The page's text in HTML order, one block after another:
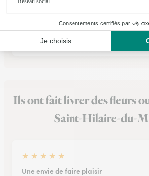
Fougeres
17, rue du Tribunal
Voir la boutique
Ils ont fait livrer des fleurs
Saint-Hilaire-du-
★ ★ ★ ★ ★
Une envie de faire plaisir